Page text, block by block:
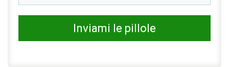
Inviami le pillole